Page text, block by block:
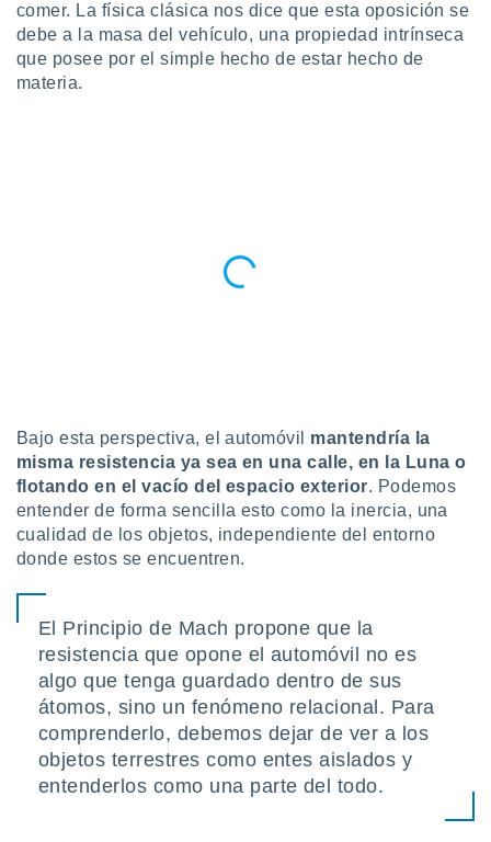
y
más
cookies
aceptar
de
sitio
el sitio
ni para
comer. La física clásica nos dice que esta oposición se
debe a la masa del vehículo, una propiedad intrínseca
que posee por el simple hecho de estar hecho de
materia.
Bajo esta perspectiva, el automóvil mantendría la
misma resistencia ya sea en una calle, en la Luna o
flotando en el vacío del espacio exterior. Podemos
entender de forma sencilla esto como la inercia, una
cualidad de los objetos, independiente del entorno
donde estos se encuentren.
El Principio de Mach propone que la
resistencia que opone el automóvil no es
algo que tenga guardado dentro de sus
átomos, sino un fenómeno relacional. Para
comprenderlo, debemos dejar de ver a los
objetos terrestres como entes aislados y
entenderlos como una parte del todo.